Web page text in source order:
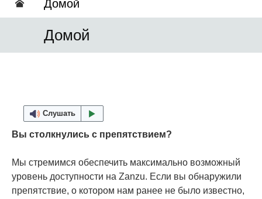
Домой
Домой
Слушать
Вы столкнулись с препятствием?
Мы стремимся обеспечить максимально возможный
уровень доступности на Zanzu. Если вы обнаружили
препятствие, о котором нам ранее не было известно,